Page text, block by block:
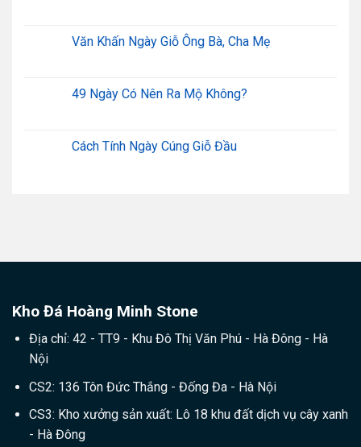
Văn Khấn Ngày Giỗ Ông Bà, Cha Mẹ
49 Ngày Có Nên Ra Mộ Không?
Cách Tính Ngày Cúng Giỗ Đầu
Kho Đá Hoàng Minh Stone
Địa chỉ: 42 - TT9 - Khu Đô Thị Văn Phú - Hà Đông - Hà
Nội
CS2: 136 Tôn Đức Thắng - Đống Đa - Hà Nội
CS3: Kho xưởng sản xuất: Lô 18 khu đất dịch vụ cây xanh
- Hà Đông